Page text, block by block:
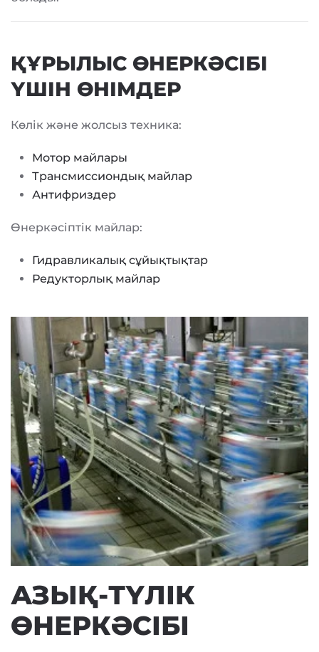
ҚҰРЫЛЫС ӨНЕРКӘСІБІ
ҮШІН ӨНІМДЕР
Көлік және жолсыз техника:
Мотор майлары
Трансмиссиондық майлар
Антифриздер
Өнеркәсіптік майлар:
Гидравликалық сұйықтықтар
Редукторлық майлар
АЗЫҚ-ТҮЛІК
ӨНЕРКӘСІБІ